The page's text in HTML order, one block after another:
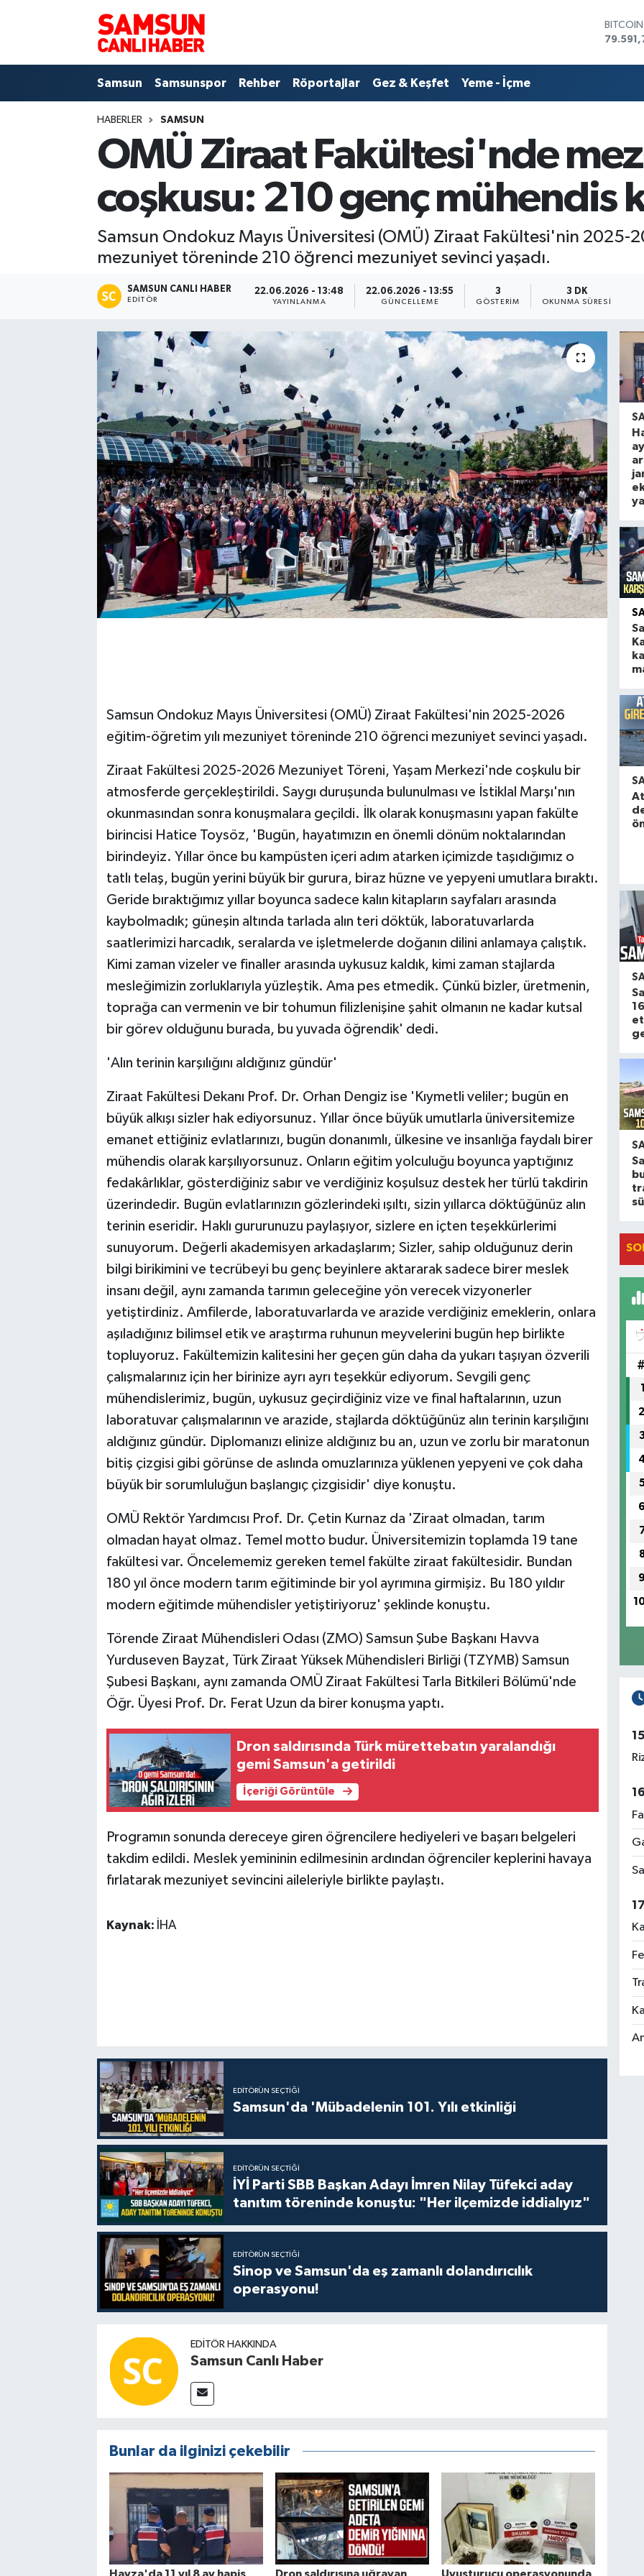
DOLAR
Samsun Samsunspor Rehber Röportajlar Gez & Keşfet Yeme - İçme
HABERLER SAMSUN
OMÜ Ziraat Fakültesi'nde
coşkusu: 210 genç mühendis
Samsun Ondokuz Mayıs Üniversitesi (OMÜ) Ziraat Fakültesi'nin 2025-
mezuniyet töreninde 210 öğrenci mezuniyet sevinci yaşadı.
SAMSUN CANLI HABER
EDITÖR
22.06.2026 - 13:48
YAYINLANMA
22.06.2026 - 13:55
GÜNCELLEME
3
GÖSTERIM
3 DK
OKUNMA SÜRESI
Samsun Ondokuz Mayıs Üniversitesi (OMÜ) Ziraat Fakültesi'nin 2025-2026
eğitim-öğretim yılı mezuniyet töreninde 210 öğrenci mezuniyet sevinci yaşadı.
Ziraat Fakültesi 2025-2026 Mezuniyet Töreni, Yaşam Merkezi'nde coşkulu bir
atmosferde gerçekleştirildi. Saygı duruşunda bulunulması ve İstiklal Marşı'nın
okunmasından sonra konuşmalara geçildi. İlk olarak konuşmasını yapan fakülte
birincisi Hatice Toysöz, 'Bugün, hayatımızın en önemli dönüm noktalarından
birindeyiz. Yıllar önce bu kampüsten içeri adım atarken içimizde taşıdığımız o
tatlı telaş, bugün yerini büyük bir gurura, biraz hüzne ve yepyeni umutlara bıraktı.
Geride bıraktığımız yıllar boyunca sadece kalın kitapların sayfaları arasında
kaybolmadık; güneşin altında tarlada alın teri döktük, laboratuvarlarda
saatlerimizi harcadık, seralarda ve işletmelerde doğanın dilini anlamaya çalıştık.
Kimi zaman vizeler ve finaller arasında uykusuz kaldık, kimi zaman stajlarda
mesleğimizin zorluklarıyla yüzleştik. Ama pes etmedik. Çünkü bizler, üretmenin,
toprağa can vermenin ve bir tohumun filizlenişine şahit olmanın ne kadar kutsal
bir görev olduğunu burada, bu yuvada öğrendik' dedi.
'Alın terinin karşılığını aldığınız gündür'
Ziraat Fakültesi Dekanı Prof. Dr. Orhan Dengiz ise 'Kıymetli veliler; bugün en
büyük alkışı sizler hak ediyorsunuz. Yıllar önce büyük umutlarla üniversitemize
emanet ettiğiniz evlatlarınızı, bugün donanımlı, ülkesine ve insanlığa faydalı birer
mühendis olarak karşılıyorsunuz. Onların eğitim yolculuğu boyunca yaptığınız
fedakârlıklar, gösterdiğiniz sabır ve verdiğiniz koşulsuz destek her türlü takdirin
üzerindedir. Bugün evlatlarınızın gözlerindeki ışıltı, sizin yıllarca döktüğünüz alın
terinin eseridir. Haklı gururunuzu paylaşıyor, sizlere en içten teşekkürlerimi
sunuyorum. Değerli akademisyen arkadaşlarım; Sizler, sahip olduğunuz derin
bilgi birikimini ve tecrübeyi bu genç beyinlere aktararak sadece birer meslek
insanı değil, aynı zamanda tarımın geleceğine yön verecek vizyonerler
yetiştirdiniz. Amfilerde, laboratuvarlarda ve arazide verdiğiniz emeklerin, onlara
aşıladığınız bilimsel etik ve araştırma ruhunun meyvelerini bugün hep birlikte
topluyoruz. Fakültemizin kalitesini her geçen gün daha da yukarı taşıyan özverili
çalışmalarınız için her birinize ayrı ayrı teşekkür ediyorum. Sevgili genç
mühendislerimiz, bugün, uykusuz geçirdiğiniz vize ve final haftalarının, uzun
laboratuvar çalışmalarının ve arazide, stajlarda döktüğünüz alın terinin karşılığını
aldığınız gündür. Diplomanızı elinize aldığınız bu an, uzun ve zorlu bir maratonun
bitiş çizgisi gibi görünse de aslında omuzlarınıza yüklenen yepyeni ve çok daha
büyük bir sorumluluğun başlangıç çizgisidir' diye konuştu.
OMÜ Rektör Yardımcısı Prof. Dr. Çetin Kurnaz da 'Ziraat olmadan, tarım
olmadan hayat olmaz. Temel motto budur. Üniversitemizin toplamda 19 tane
fakültesi var. Öncelememiz gereken temel fakülte ziraat fakültesidir. Bundan
180 yıl önce modern tarım eğitiminde bir yol ayrımına girmişiz. Bu 180 yıldır
modern eğitimde mühendisler yetiştiriyoruz' şeklinde konuştu.
Törende Ziraat Mühendisleri Odası (ZMO) Samsun Şube Başkanı Havva
Yurduseven Bayzat, Türk Ziraat Yüksek Mühendisleri Birliği (TZYMB) Samsun
Şubesi Başkanı, aynı zamanda OMÜ Ziraat Fakültesi Tarla Bitkileri Bölümü'nde
Öğr. Üyesi Prof. Dr. Ferat Uzun da birer konuşma yaptı.
Dron saldırısında Türk mürettebatın yaralandığı
gemi Samsun'a getirildi
İçeriği Görüntüle
Programın sonunda dereceye giren öğrencilere hediyeleri ve başarı belgeleri
takdim edildi. Meslek yemininin edilmesinin ardından öğrenciler keplerini havaya
fırlatarak mezuniyet sevincini aileleriyle birlikte paylaştı.
Kaynak: İHA
EDITÖRÜN SEÇTIĞI
Samsun'da 'Mübadelenin 101. Yılı etkinliği
EDITÖRÜN SEÇTIĞI
İYİ Parti SBB Başkan Adayı İmren Nilay Tüfekci aday
tanıtım töreninde konuştu: "Her ilçemizde iddialıyız"
EDITÖRÜN SEÇTIĞI
Sinop ve Samsun'da eş zamanlı dolandırıcılık
operasyonu!
EDITÖR HAKKINDA
Samsun Canlı Haber
Bunlar da ilginizi çekebilir
#
1
2
6
9
Samsunspor
Manşet Haberi
Samsun Nöbetçi Eczaneler
Samsun Hava Durumu
Samsun Trafik Yoğunluk Haritası
Süper Lig Puan Durumu ve Fikstür
Tüm Manşetler
Haber Arşivi